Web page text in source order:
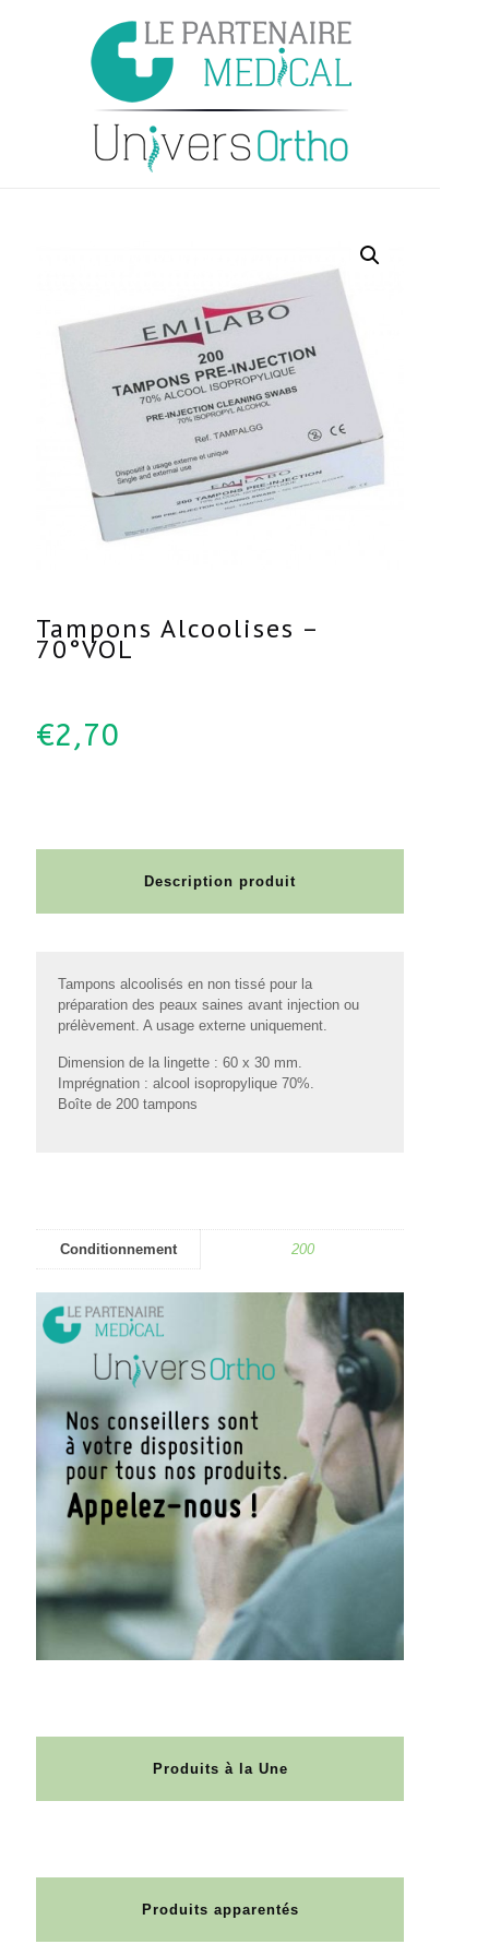
Tampons Alcoolises –
70°VOL
€2,70
Description produit
Tampons alcoolisés en non tissé pour la
préparation des peaux saines avant injection ou
prélèvement. A usage externe uniquement.
Dimension de la lingette : 60 x 30 mm.
Imprégnation : alcool isopropylique 70%.
Boîte de 200 tampons
Conditionnement 200
Produits à la Une
Produits apparentés